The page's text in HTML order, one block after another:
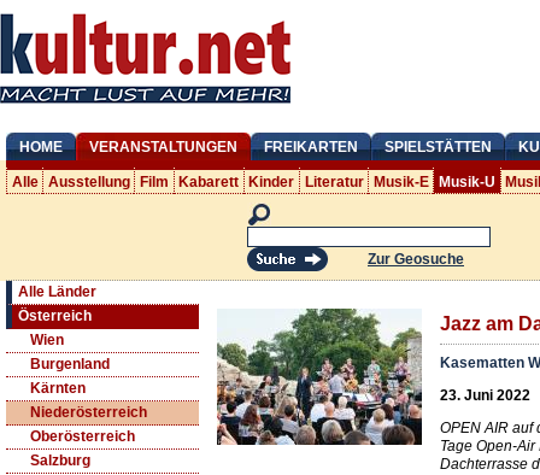
HOME VERANSTALTUNGEN FREIKARTEN SPIELSTÄTTEN
Alle Ausstellung Film Kabarett Kinder Literatur Musik-E Musik-U
Zur Geosuche
Alle Länder
Österreich
Wien
Burgenland
Kärnten
Niederösterreich
Oberösterreich
Salzburg
Jazz am
Kasematten
23. Juni 2022
OPEN AIR auf
Tage Open-
Dachterrasse